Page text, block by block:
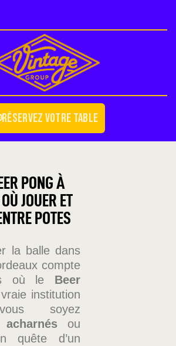
Réservez votre table
MONDE 2026
PONG À
JOUER ET
POTES
la balle dans
compte
où le Beer
institution
soyez
ou
quête d’un